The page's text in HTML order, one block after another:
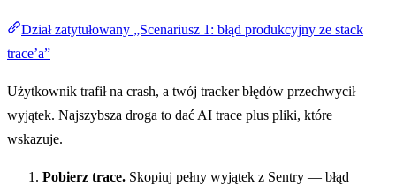
Dział zatytułowany „Scenariusz 1: błąd produkcyjny ze stack
trace’a”
Użytkownik trafił na crash, a twój tracker błędów przechwycił
wyjątek. Najszybsza droga to dać AI trace plus pliki, które
wskazuje.
Pobierz trace. Skopiuj pełny wyjątek z Sentry — błąd